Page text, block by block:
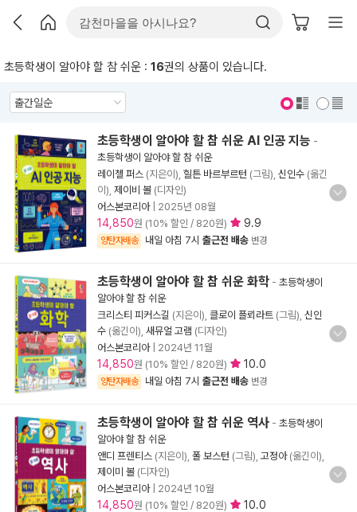
초등학생이 알아야 할 참 쉬운 : 16권의 상품이 있습니다.
초등학생이 알아야 할 참 쉬운 AI 인공 지능 -
초등학생이 알아야 할 참 쉬운
레이첼 퍼스 (지은이), 힐튼 바르부르턴 (그림), 신인수 (옮긴
이), 제이비 볼 (디자인)
어스본코리아| 2025년 08월
14,850원 (10% 할인 / 820원) 9.9
양탄자배송 내일 아침 7시 출근전 배송 변경
초등학생이 알아야 할 참 쉬운 화학 - 초등학생이
알아야 할 참 쉬운
크리스티 피커스길 (지은이), 클로이 플뢰라트 (그림), 신인
수 (옮긴이), 새뮤얼 고램 (디자인)
어스본코리아| 2024년 11월
14,850원 (10% 할인 / 820원) 10.0
양탄자배송 내일 아침 7시 출근전 배송 변경
초등학생이 알아야 할 참 쉬운 역사 - 초등학생이
알아야 할 참 쉬운
앤디 프렌티스 (지은이), 폴 보스턴 (그림), 고정아(옮긴이),
제이미 볼 (디자인)
어스본코리아| 2024년 10월
14,850원 (10% 할인 / 820원) 10.0